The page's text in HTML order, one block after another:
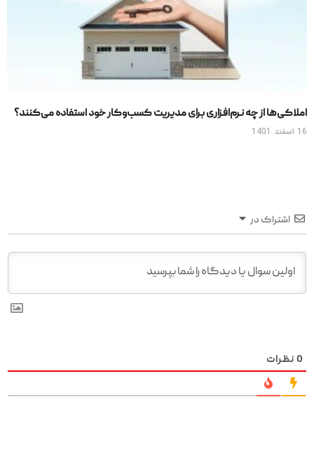
املاکی‌ها از چه نرم‌افزاری برای مدیریت کسب‌وکار خود استفاده می‌کنند؟
16 اسفند 1401
اشتراک در
0 نظرات